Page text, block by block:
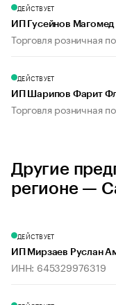
ДЕЙСТВУЕТ
ИП Гусейнов Магомед
Торговля розничная
ДЕЙСТВУЕТ
ИП Шарипов Фарит
Торговля розничная
Другие
регионе —
ДЕЙСТВУЕТ
ИП Мирзаев Руслан
ИНН: 645329976319